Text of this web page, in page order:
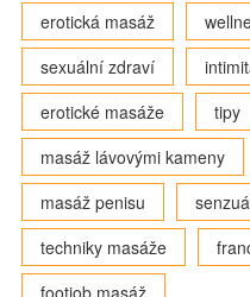
erotická masáž
sexuální zdraví
erotické masáže
tipy
masáž lávovými kameny
masáž penisu
techniky masáže